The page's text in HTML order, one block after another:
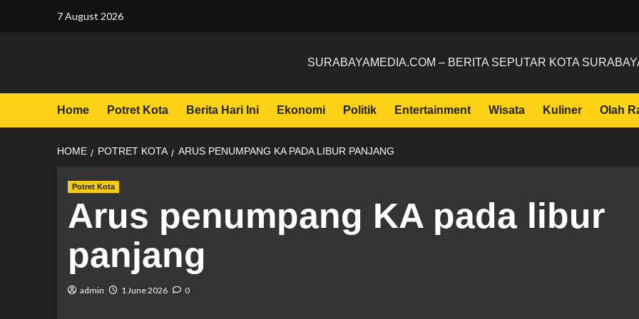
7 August 2026
SURABAYAMEDIA.COM – BERITA SEPUTAR KOTA
Home Potret Kota Berita Hari Ini Ekonomi Politik Entertainment Wisata Kuliner Olah
HOME POTRET KOTA ARUS PENUMPANG KA PADA LIBUR PANJANG
Potret Kota
Arus penumpang KA pada libur
panjang
admin 1 June 2026 0